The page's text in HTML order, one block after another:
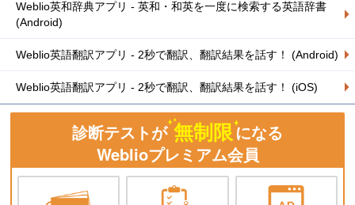
Weblio英和辞典アプリ - 英和・和英を一度に検索する英語辞書
(Android)
Weblio英語翻訳アプリ - 2秒で翻訳、翻訳結果を話す！ (Android)
Weblio英語翻訳アプリ - 2秒で翻訳、翻訳結果を話す！ (iOS)
診断テストが 無制限になる
Weblioプレミアム会員